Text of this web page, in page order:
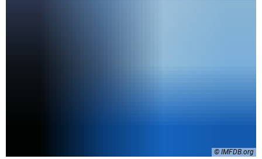
© IMFDB.org